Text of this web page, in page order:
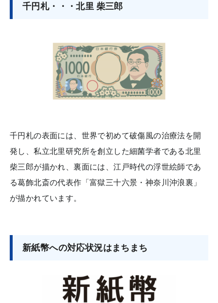
千円札・・・北里 柴三郎
千円札の表面には、世界で初めて破傷風の治療法を開
発し、私立北里研究所を創立した細菌学者である北里
柴三郎が描かれ、裏面には、江戸時代の浮世絵師であ
る葛飾北斎の代表作「富獄三十六景・神奈川沖浪裏」
が描かれています。
新紙幣への対応状況はまちまち